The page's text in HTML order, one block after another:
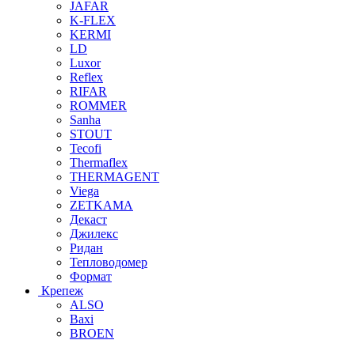
JAFAR
K-FLEX
KERMI
LD
Luxor
Reflex
RIFAR
ROMMER
Sanha
STOUT
Tecofi
Thermaflex
THERMAGENT
Viega
ZETKAMA
Декаст
Джилекс
Ридан
Тепловодомер
Формат
Крепеж
ALSO
Baxi
BROEN